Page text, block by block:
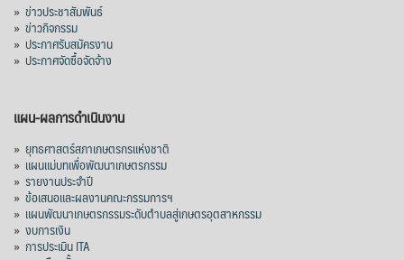
» ข่าวประชาสัมพันธ์
» ข่าวกิจกรรม
» ประกาศรับสมัครงาน
» ประกาศจัดซื้อจัดจ้าง
แผน-ผลการดำเนินงาน
» ยุทธศาสตร์สภาเกษตรกรแห่งชาติ
» แผนแม่บทเพื่อพัฒนาเกษตรกรรม
» รายงานประจำปี
» ข้อเสนอและผลงานคณะกรรมการฯ
» แผนพัฒนาเกษตรกรรมระดับตำบลสู่เกษตรอุตสาหกรรม
» งบการเงิน
» การประเมิน ITA